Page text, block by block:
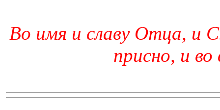
Во имя и славу Отца, и
присно, и во